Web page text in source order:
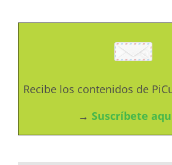
Recibe los contenidos de
→ Suscríbete